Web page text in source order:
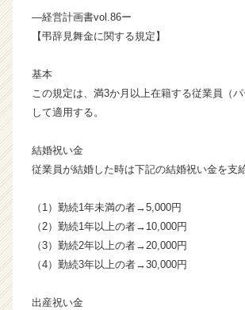
成
業
ウ
が
届
く
就
活
―経営計画書vol.86ー
【弔辞見舞金に関する規定】
基本
この規定は、満3か月以上在籍する従業員（
して適用する。
結婚祝い金
従業員が結婚した時は下記の結婚祝い金を支
（1）勤続1年未満の者→5,000円
（2）勤続1年以上の者→10,000円
（3）勤続2年以上の者→20,000円
（4）勤続3年以上の者→30,000円
出産祝い金